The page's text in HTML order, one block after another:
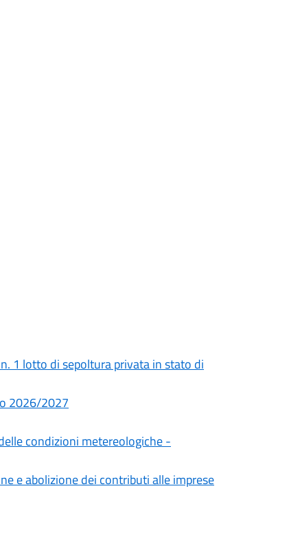
1 lotto di sepoltura privata in stato di
2026/2027
condizioni metereologiche -
e abolizione dei contributi alle imprese